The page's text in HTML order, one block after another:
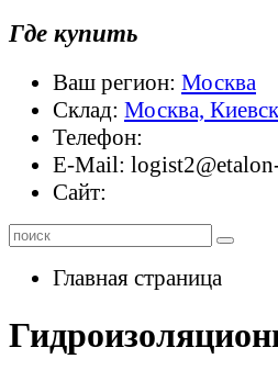
Где купить
Ваш регион: Москва
Склад: Москва,
Телефон:
E-Mail:
Сайт:
Главная страница